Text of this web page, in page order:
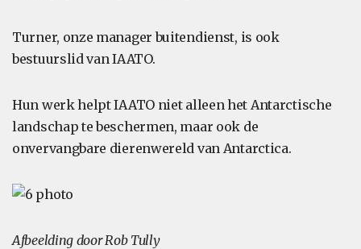
Turner, onze manager buitendienst, is ook
bestuurslid van IAATO.
Hun werk helpt IAATO niet alleen het Antarctische
landschap te beschermen, maar ook de
onvervangbare dierenwereld van Antarctica.
Afbeelding door Rob Tully